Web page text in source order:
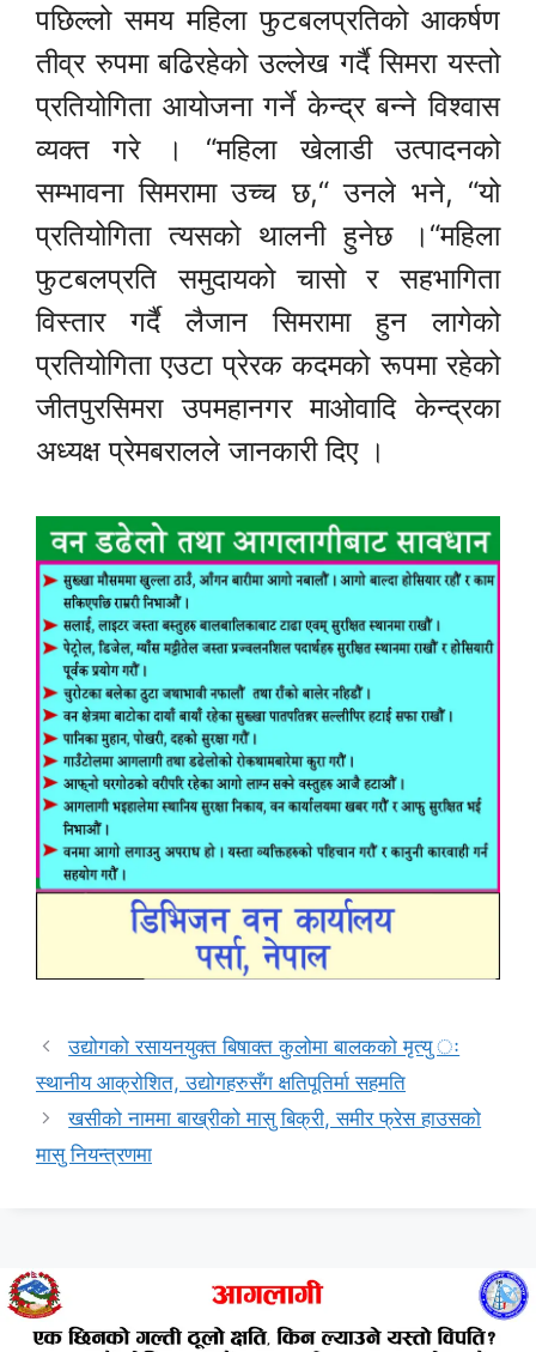
पछिल्लो समय महिला फुटबलप्रतिको आकर्षण
तीव्र रुपमा बढिरहेको उल्लेख गर्दै सिमरा यस्तो
प्रतियोगिता आयोजना गर्ने केन्द्र बन्ने विश्वास
व्यक्त गरे । “महिला खेलाडी उत्पादनको
सम्भावना सिमरामा उच्च छ,“ उनले भने, “यो
प्रतियोगिता त्यसको थालनी हुनेछ ।“महिला
फुटबलप्रति समुदायको चासो र सहभागिता
विस्तार गर्दै लैजान सिमरामा हुन लागेको
प्रतियोगिता एउटा प्रेरक कदमको रूपमा रहेको
जीतपुरसिमरा उपमहानगर माओवादि केन्द्रका
अध्यक्ष प्रेमबरालले जानकारी दिए ।
उद्योगको रसायनयुक्त बिषाक्त कुलोमा बालकको मृत्यु ः
स्थानीय आक्रोशित, उद्योगहरुसँग क्षतिपूतिर्मा सहमति
खसीको नाममा बाख्रीको मासु बिक्री, समीर फ्रेस हाउसको
मासु नियन्त्रणमा